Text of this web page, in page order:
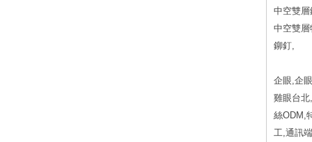
中空雙
中空雙
鉚釘,
企眼,企
雞眼台
絲ODM,
工,通訊